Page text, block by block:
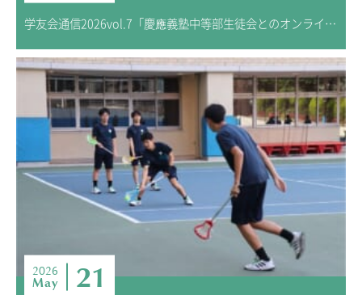
学友会通信2026vol.7「慶應義塾中等部生徒会とのオンラインミーティング交流会」
2026
May 21